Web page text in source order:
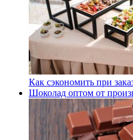
Как сэкономить при
Шоколад оптом от